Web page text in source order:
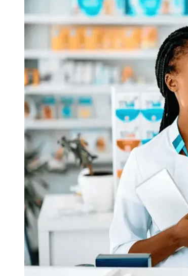
Vila Engenho NovoVila Márcia Vila Nossa Sra. da
Para Sua Empresa
Anuncie no Portal
Guia de Empresas
Divulgar VagasNovo
Publicidade Legal
Negócios Regionais
Turismo
Segurança Regional
Hospitais Estaduais
Parques & Represas
Cidades da Região
Santana de ParnaíbaOsasco CarapicuíbaJandiraItapeviCotia
Para Sua Empresa
Anuncie Regional
Guia de Empresas
Vagas na RegiãoNovo
Hub de Negócios
Guia Comercial
Selo Verificado
Portal Educacional
Agenda de Vestibulares
Vagas de Emprego
Concursos